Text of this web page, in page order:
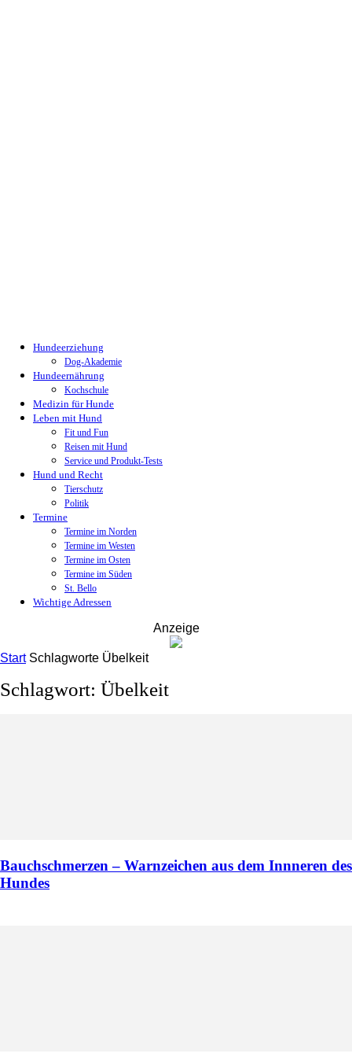
Hundeerziehung
Dog-Akademie
Hundeernährung
Kochschule
Medizin für Hunde
Leben mit Hund
Fit und Fun
Reisen mit Hund
Service und Produkt-Tests
Hund und Recht
Tierschutz
Politik
Termine
Termine im Norden
Termine im Westen
Termine im Osten
Termine im Süden
St. Bello
Wichtige Adressen
Anzeige
Start Schlagworte Übelkeit
Schlagwort: Übelkeit
Bauchschmerzen – Warnzeichen aus dem Innneren des
Hundes